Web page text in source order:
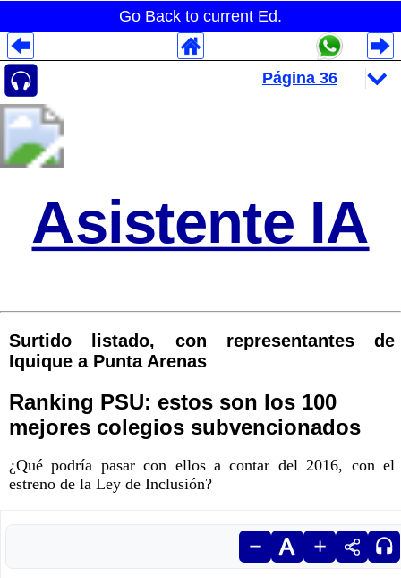
Go Back to current Ed.
Asistente IA
Surtido listado, con representantes de
Iquique a Punta Arenas
Ranking PSU: estos son los 100
mejores colegios subvencionados
¿Qué podría pasar con ellos a contar del 2016, con el
estreno de la Ley de Inclusión?
Despliegues Analytics
Despliegues Totales
Despliegues por Rubros